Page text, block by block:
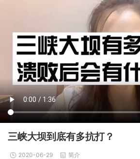
三峡大坝到底有多抗打？
2020-06-29 简介